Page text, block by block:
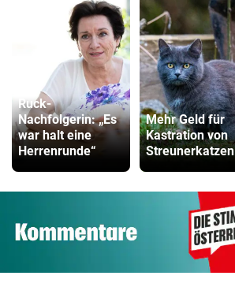
Ruck-
Nachfolgerin: „Es
war halt eine
Herrenrunde“
Mehr Geld für
Kastration von
Streunerkatzen